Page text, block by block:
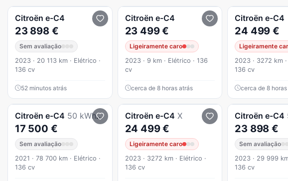
Citroën e-C4
23 898 €
Sem avaliação
2023 · 20 113 km · Elétrico ·
136 cv
52 minutos atrás
Citroën e-C4
23 499 €
Ligeiramente caro
2023 · 9 km · Elétrico · 136
cv
cerca de 8 horas atrás
Citroën e-C4
24 499 €
Ligeiramente
2023 · 3272 km
136 cv
cerca de 8
Citroën e-C4 50 kWh Feel Pack
17 500 €
Sem avaliação
2021 · 78 700 km · Elétrico ·
136 cv
Citroën e-C4 X
24 499 €
Ligeiramente caro
2023 · 3272 km · Elétrico ·
136 cv
Citroën e-C4
23 898 €
Sem avaliação
2023 · 29 999
136 cv